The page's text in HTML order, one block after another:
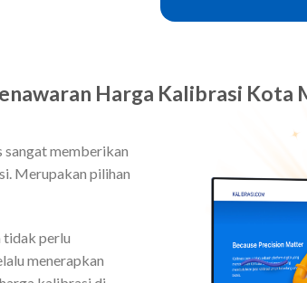
Harga Kalibrasi Kota
sangat memberikan
Merupakan pilihan
tidak perlu
menerapkan